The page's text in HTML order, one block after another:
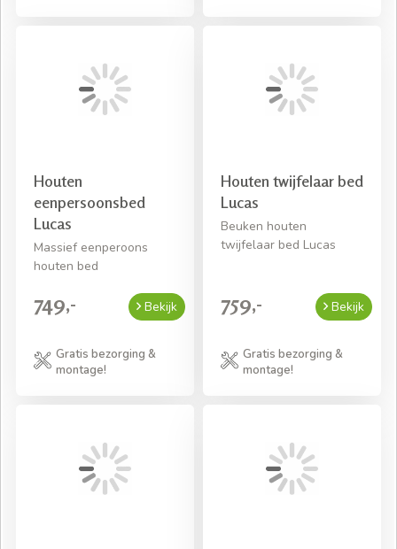
Houten
eenpersoonsbed
Lucas
Massief eenperoons
houten bed
749,- Bekijk
Gratis bezorging &
montage!
Houten twijfelaar bed
Lucas
Beuken houten
twijfelaar bed Lucas
759,- Bekijk
Gratis bezorging &
montage!